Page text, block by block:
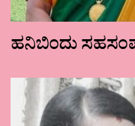
ಹನಿಬಿಂದು